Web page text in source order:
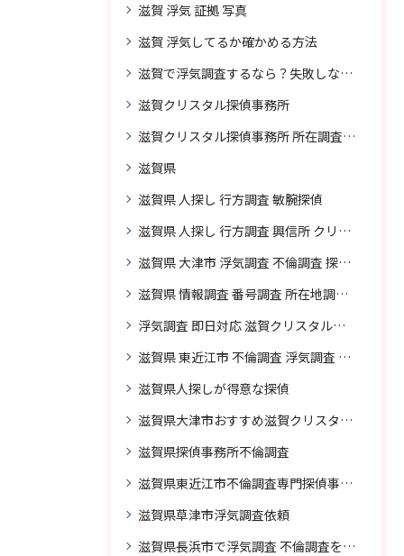
滋賀 浮気 証拠 写真
滋賀 浮気してるか確かめる方法
滋賀で浮気調査するなら？失敗しない探偵の選び方
滋賀クリスタル探偵事務所
滋賀クリスタル探偵事務所 所在調査 得意
滋賀県
滋賀県 人探し 行方調査 敏腕探偵
滋賀県 人探し 行方調査 興信所 クリスタル探偵がおすすめ
滋賀県 大津市 浮気調査 不倫調査 探偵 探偵事務所 素行調査 企業調査 興信所
滋賀県 情報調査 番号調査 所在地調査 企業調査 探偵事務所
浮気調査 即日対応 滋賀クリスタル探偵事務所
滋賀県 東近江市 不倫調査 浮気調査 探偵 探偵事務所 無料相談 調査料金
滋賀県人探しが得意な探偵
滋賀県大津市おすすめ滋賀クリスタル探偵事務所
滋賀県探偵事務所不倫調査
滋賀県東近江市不倫調査専門探偵事務所
滋賀県草津市浮気調査依頼
滋賀県長浜市で浮気調査 不倫調査を頼むなら